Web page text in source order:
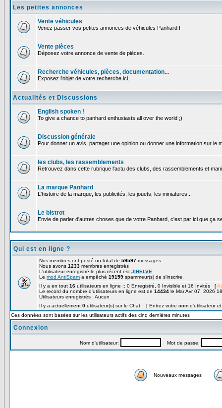
Les petites annonces
Vente véhicules
Venez passer vos petites annonces de véhicules Panhard !
Vente pièces
Déposez votre annonce de vente de pièces.
Recherche véhicules, pièces, documentation...
Exposez l'objet de votre recherche ici.
Actualités et Discussions
English spoken !
To give a chance to panhard enthusiasts all over the world ;)
Discussion générale
Pour donner un avis, partager une opinion ou donner une information sur le
les clubs, les rassemblements
Retrouvez dans cette rubrique l'actu des clubs, des rassemblements et
La marque Panhard
L'histoire de la marque, les publicités, les jouets, les miniatures...
Le bistrot
Envie de parler d'autres choses que de votre Panhard, c'est par ici que ça
Qui est en ligne ?
Nos membres ont posté un total de 59597 messages
Nous avons 1233 membres enregistrés
L'utilisateur enregistré le plus récent est JIHELVE
Le mod AntiSpam a empêché 19159 spammeur(s) de s'inscrire.
Il y a en tout 16 utilisateurs en ligne :: 0 Enregistré, 0 Invisible et 16 Invités [
Le record du nombre d'utilisateurs en ligne est de 14434 le Mar Avr 07, 2026
Utilisateurs enregistrés : Aucun
Il y a actuellement 0 utilisateur(s) sur le Chat [ Entrez votre nom d'utilisateur
Ces données sont basées sur les utilisateurs actifs des cinq dernières minutes
Connexion
Nom d'utilisateur: Mot de passe:
Nouveaux messages